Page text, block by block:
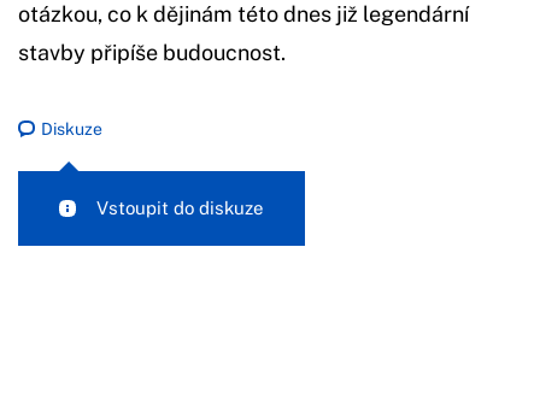
otázkou, co k dějinám této dnes již legendární
stavby připíše budoucnost.
Diskuze
Vstoupit do diskuze